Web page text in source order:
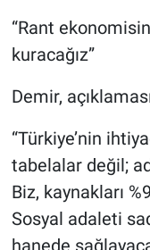
“Rant
kuracağız”
Demir,
“Türkiye’nin
tabelalar değil;
Biz, kaynakları
Sosyal adaleti